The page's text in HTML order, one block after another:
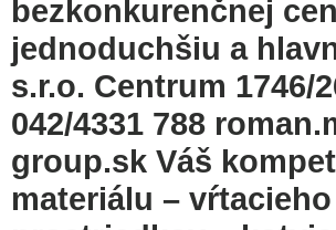
bezkonkurenčnej
jednoduchšiu a
s.r.o. Centrum 1746/
042/4331 788
group.sk Váš
materiálu –